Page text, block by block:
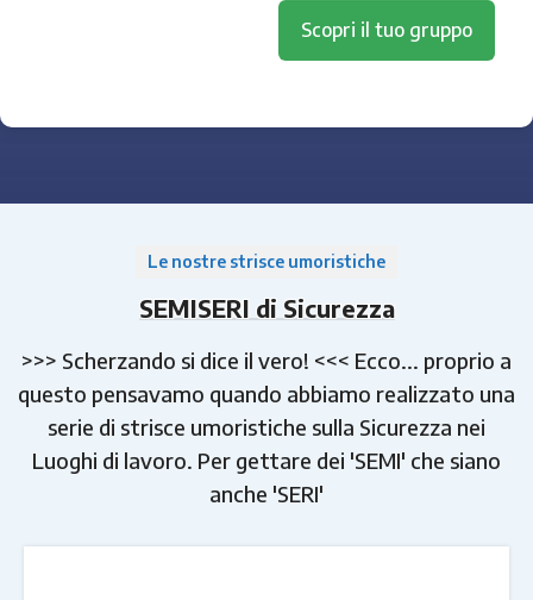
Scopri il tuo gruppo
Le nostre strisce umoristiche
SEMISERI di Sicurezza
>>> Scherzando si dice il vero! <<< Ecco... proprio a
questo pensavamo quando abbiamo realizzato una
serie di strisce umoristiche sulla Sicurezza nei
Luoghi di lavoro. Per gettare dei 'SEMI' che siano
anche 'SERI'